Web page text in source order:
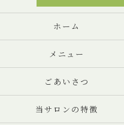
ホーム
メニュー
ごあいさつ
当サロンの特徴